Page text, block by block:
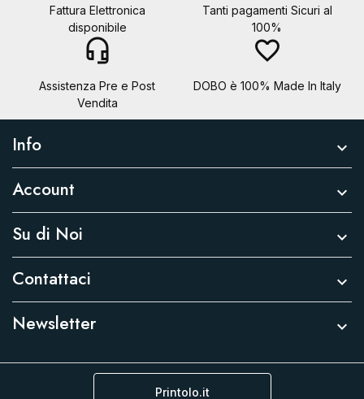
Fattura Elettronica
disponibile
Tanti pagamenti Sicuri al
100%
headset_mic
Assistenza Pre e Post
Vendita
favorite_border
DOBO è 100% Made In Italy
Info 
Account 
Su di Noi 
Contattaci 
Newsletter 
Printolo.it